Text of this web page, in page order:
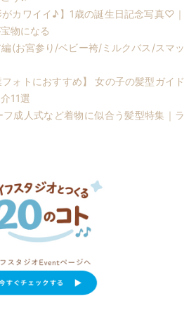
がカワイイ♪】1歳の誕生日記念写真♡｜
物になる
(お宮参り/ベビー袴/ミルクバス/スマッ
フォトにおすすめ】 女の子の髪型ガイド
11選
フ成人式など着物に似合う髪型特集｜ラ